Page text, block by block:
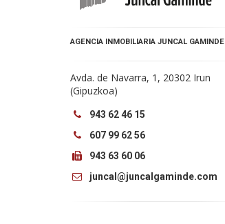
AGENCIA INMOBILIARIA JUNCAL GAMINDE
Avda. de Navarra, 1, 20302 Irun
(Gipuzkoa)
943 62 46 15
607 99 62 56
943 63 60 06
juncal@juncalgaminde.com